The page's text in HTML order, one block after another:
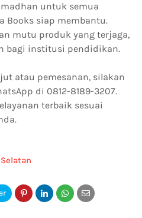
untuk semua
Books siap membantu.
mutu produk yang terjaga,
bagi institusi pendidikan.
atau pemesanan, silakan
di 0812-8189-3207.
terbaik sesuai